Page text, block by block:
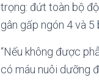
trọng: đứt toàn bộ
gân gấp ngón 4 và 5
“Nếu không được
có máu nuôi dưỡng